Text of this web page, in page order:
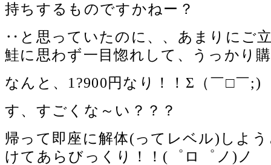
持ちするものですかねー？
‥と思っていたのに、、あまりにご
鮭に思わず一目惚れして、うっかり
なんと、1?900円なり！！Σ（￣□￣;)
す、すごくな～い？？？
帰って即座に解体(ってレベル)しよ
けてあらびっくり！！(゜ロ゜ノ)ノ